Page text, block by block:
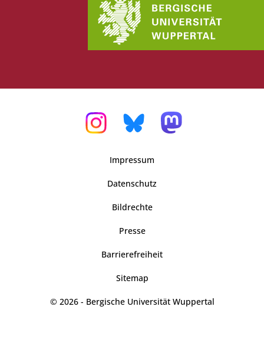
Impressum
Datenschutz
Bildrechte
Presse
Barrierefreiheit
Sitemap
© 2026 - Bergische Universität Wuppertal